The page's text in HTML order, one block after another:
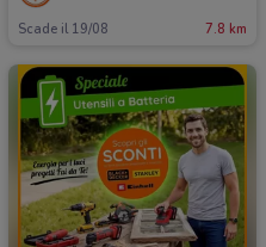
Scade il 19/08 7.8 km